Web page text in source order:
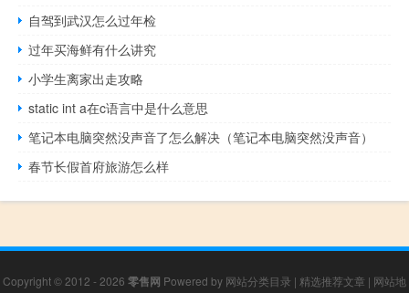
自驾到武汉怎么过年检
过年买海鲜有什么讲究
小学生离家出走攻略
static int a在c语言中是什么意思
笔记本电脑突然没声音了怎么解决（笔记本电脑突然没声音）
春节长假首府旅游怎么样
Copyright © 2012 - 2026 零售网 Powered by 网站分类目录 | 精选推荐文章 | 网站地